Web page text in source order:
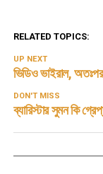
RELATED TOPICS:
UP NEXT
ভিডিও ভাইরাল, অতঃপর
DON'T MISS
ব্যারিস্টার সুমন কি